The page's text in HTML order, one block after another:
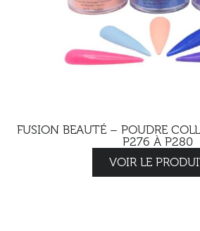
FUSION BEAUTÉ – POUDRE
P276 À P280
VOIR LE